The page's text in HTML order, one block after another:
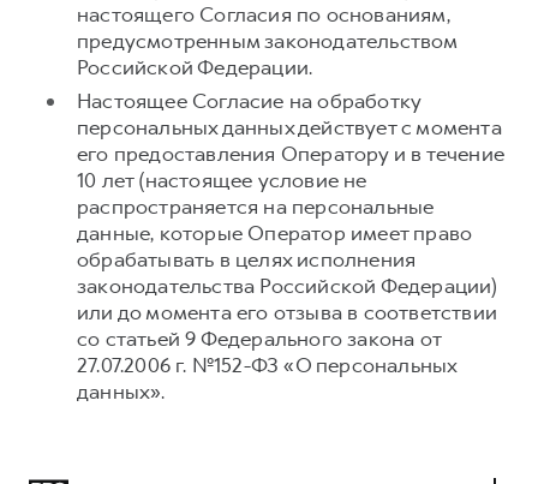
настоящего Согласия по основаниям,
предусмотренным законодательством
Российской Федерации.
Настоящее Согласие на обработку
персональных данных действует с момента
его предоставления Оператору и в течение
10 лет (настоящее условие не
распространяется на персональные
данные, которые Оператор имеет право
обрабатывать в целях исполнения
законодательства Российской Федерации)
или до момента его отзыва в соответствии
со статьей 9 Федерального закона от
27.07.2006 г. №152-ФЗ «О персональных
данных».